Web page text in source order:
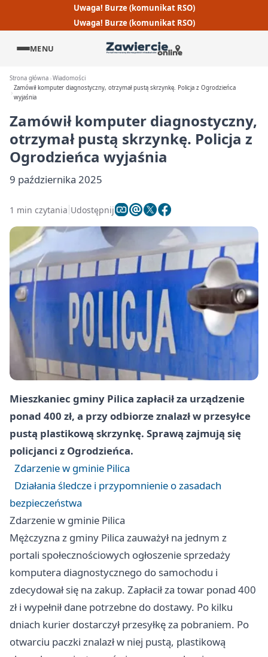
Uwaga! Burze (komunikat RSO)
Uwaga! Burze (komunikat RSO)
MENU
Strona główna Wiadomości
Zamówił komputer diagnostyczny, otrzymał pustą skrzynkę. Policja z Ogrodzieńca
wyjaśnia
Zamówił komputer diagnostyczny,
otrzymał pustą skrzynkę. Policja z
Ogrodzieńca wyjaśnia
9 października 2025
1 min czytania Udostępnij
Mieszkaniec gminy Pilica zapłacił za urządzenie
ponad 400 zł, a przy odbiorze znalazł w przesyłce
pustą plastikową skrzynkę. Sprawą zajmują się
policjanci z Ogrodzieńca.
Zdarzenie w gminie Pilica
Działania śledcze i przypomnienie o zasadach
bezpieczeństwa
Zdarzenie w gminie Pilica
Mężczyzna z gminy Pilica zauważył na jednym z
portali społecznościowych ogłoszenie sprzedaży
komputera diagnostycznego do samochodu i
zdecydował się na zakup. Zapłacił za towar ponad 400
zł i wypełnił dane potrzebne do dostawy. Po kilku
dniach kurier dostarczył przesyłkę za pobraniem. Po
otwarciu paczki znalazł w niej pustą, plastikową